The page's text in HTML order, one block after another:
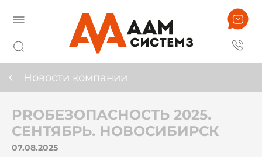
Новости компании
PROБЕЗОПАСНОСТЬ 2025.
СЕНТЯБРЬ. НОВОСИБИРСК
07.08.2025